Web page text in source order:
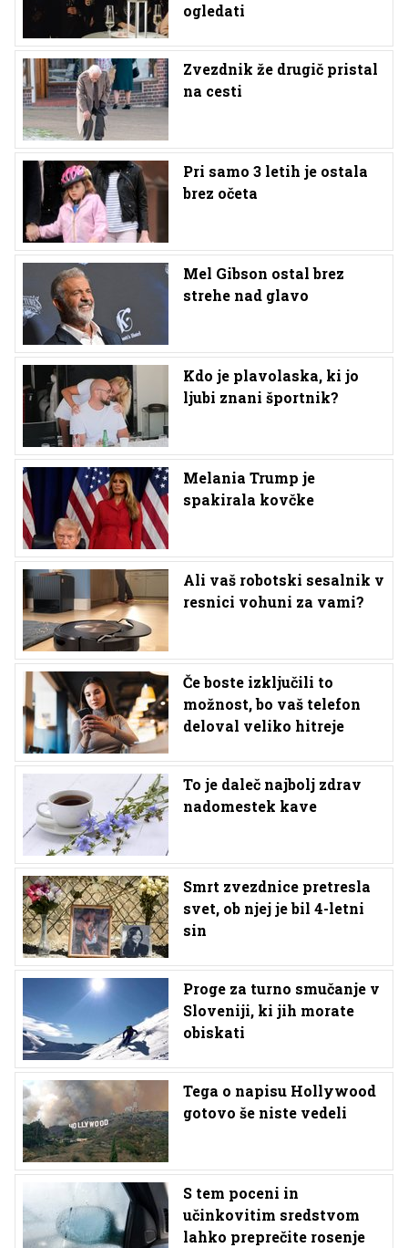
ogledati
Zvezdnik že drugič pristal
na cesti
Pri samo 3 letih je ostala
brez očeta
Mel Gibson ostal brez
strehe nad glavo
Kdo je plavolaska, ki jo
ljubi znani športnik?
Melania Trump je
spakirala kovčke
Ali vaš robotski sesalnik v
resnici vohuni za vami?
Če boste izključili to
možnost, bo vaš telefon
deloval veliko hitreje
To je daleč najbolj zdrav
nadomestek kave
Smrt zvezdnice pretresla
svet, ob njej je bil 4-letni
sin
Proge za turno smučanje v
Sloveniji, ki jih morate
obiskati
Tega o napisu Hollywood
gotovo še niste vedeli
S tem poceni in
učinkovitim sredstvom
lahko preprečite rosenje